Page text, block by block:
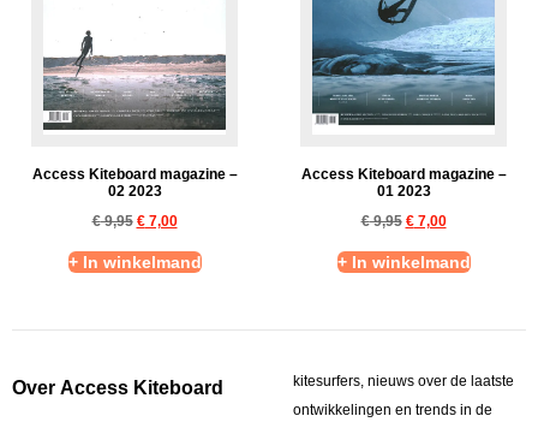
Access Kiteboard magazine –
02 2023
€9,95 €7,00
+ In winkelmand
Access Kiteboard magazine –
01 2023
€9,95 €7,00
+ In winkelmand
Over Access Kiteboard
kitesurfers, nieuws over de laatste
ontwikkelingen en trends in de